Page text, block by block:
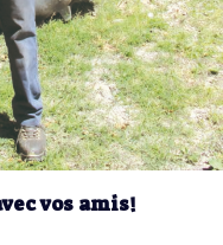
vos amis!